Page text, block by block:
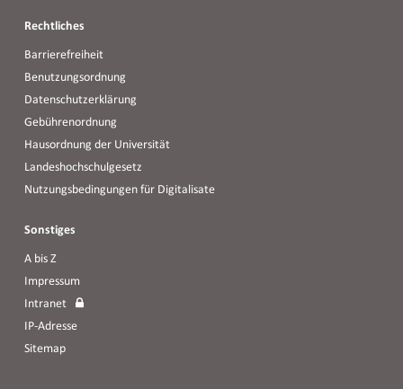
Rechtliches
Barrierefreiheit
Benutzungsordnung
Datenschutzerklärung
Gebührenordnung
Hausordnung der Universität
Landeshochschulgesetz
Nutzungsbedingungen für Digitalisate
Sonstiges
A bis Z
Impressum
Intranet
IP-Adresse
Sitemap